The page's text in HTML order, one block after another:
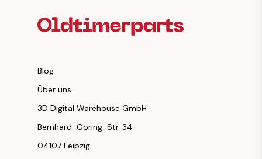
Blog
Über uns
3D Digital Warehouse GmbH
Bernhard-Göring-Str. 34
04107 Leipzig